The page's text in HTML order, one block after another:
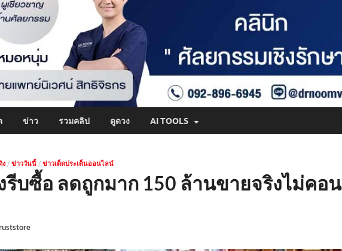
ข่าว รวมคลิป ดูดวง AI TOOLS
ง / ข่าววันนี้ / ข่าวเด็ดประเด็นออนไลน์
รีบซื้อ ลดถูกมาก 150 ล้านขายจริงไม่คอน